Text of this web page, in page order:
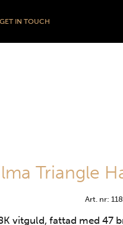
GET IN TOUCH
Triangle
Art. nr:
vitguld, fattad med 47